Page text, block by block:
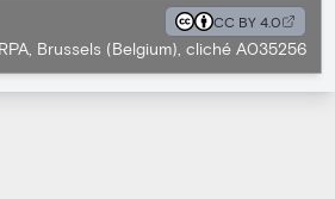
CC BY 4.0
Brussels (Belgium), cliché A035256